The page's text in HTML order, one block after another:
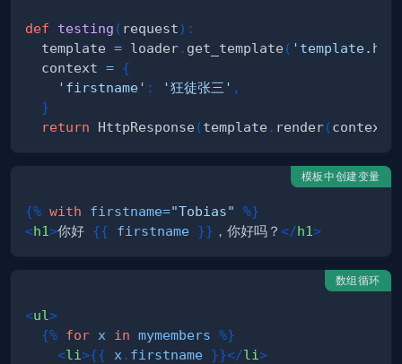
def testing ( request) :
  template
= loader. get_template (
  context
= {
'firstname' : '狂徒张三' ,
}
return HttpResponse (template . render(context
模板中创建变量
{% with firstname="Tobias"
%}
<h1>你好 {{ firstname }} ，你好吗？ </h1>
数组循环
<ul>
{% for x in mymembers %}
<li>{{ x . firstname }}</li>